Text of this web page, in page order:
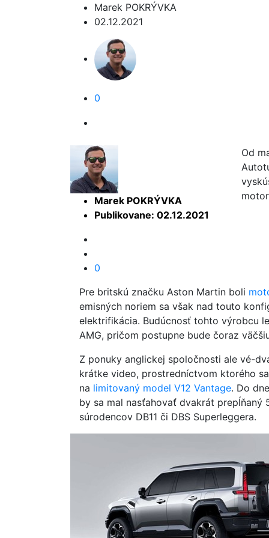
Marek POKRÝVKA
02.12.2021
0
Marek POKRÝVKA
Publikovane: 02.12.2021
Od
0
Pre britskú značku Aston Martin boli
emisných noriem sa však nad touto
elektrifikácia. Budúcnosť tohto výrobcu
AMG, pričom postupne bude čoraz
Z ponuky anglickej spoločnosti ale vé-
krátke video, prostredníctvom ktorého
na limitovaný model V12 Vantage. Do
by sa mal nasťahovať dvakrát
súrodencov DB11 či DBS Superleggera.